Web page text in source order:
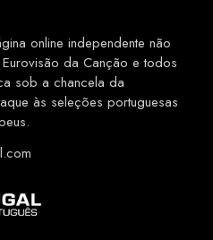
online independente não
da Canção e todos
sob a chancela da
às seleções portuguesas